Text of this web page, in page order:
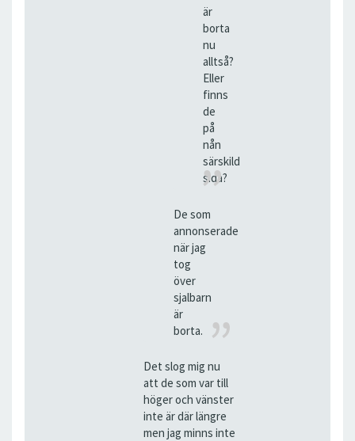
är
borta
nu
alltså?
Eller
finns
de
på
nån
särskild
sida?
De som
annonserade
när jag
tog
över
sjalbarn
är
borta.
Det slog mig nu
att de som var till
höger och vänster
inte är där längre
men jag minns inte